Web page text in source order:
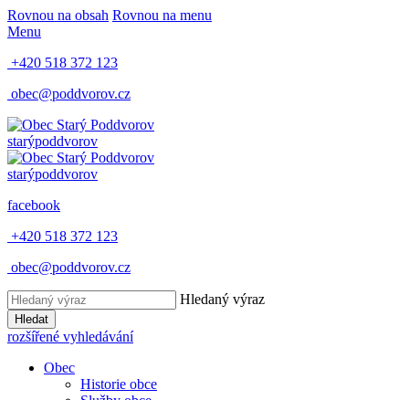
Rovnou na obsah Rovnou na menu
Menu
+420 518 372 123
obec@poddvorov.cz
starýpoddvorov
starýpoddvorov
facebook
+420 518 372 123
obec@poddvorov.cz
Hledaný výraz
Hledat
rozšířené vyhledávání
Obec
Historie obce